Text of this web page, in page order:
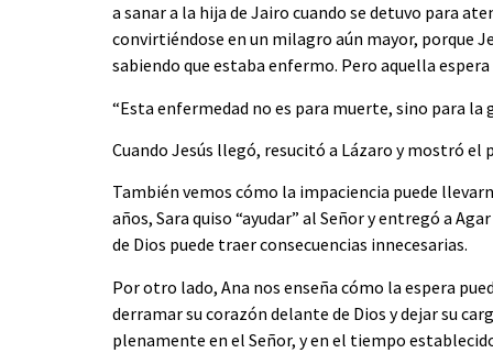
a sanar a la hija de Jairo cuando se detuvo para
convirtiéndose en un milagro aún mayor, porque
sabiendo que estaba enfermo. Pero aquella
“Esta enfermedad no es para muerte, sino para la
Cuando Jesús llegó, resucitó a Lázaro y mostró el
También vemos cómo la impaciencia puede
años, Sara quiso “ayudar” al Señor y entregó a
de Dios puede traer consecuencias innecesarias.
Por otro lado, Ana nos enseña cómo la espera
derramar su corazón delante de Dios y dejar su
plenamente en el Señor, y en el tiempo